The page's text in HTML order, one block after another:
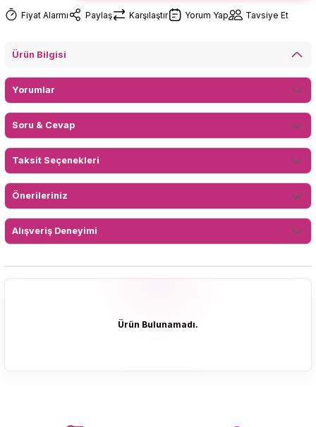
Fiyat Alarmı Paylaş Karşılaştır Yorum Yap Tavsiye Et
Ürün Bilgisi
Yorumlar
Soru & Cevap
Taksit Seçenekleri
Önerileriniz
Alışveriş Deneyimi
Ürün Bulunamadı.